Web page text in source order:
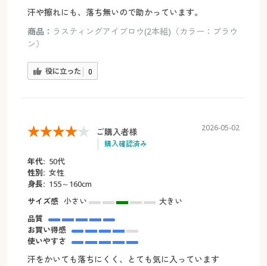
汗や擦れにも、落ち無いので助かっています。
商品： ラスティングアイブロウ(2本組)（カラー：ブラウ
ン）
役に立った 0
ご購入者様
購入確認済み
2026-05-02
年代: 50代
性別: 女性
身長: 155～160cm
サイズ感 小さい
大きい
品質
お買い得感
使いやすさ
汗をかいても落ちにくく、とても気に入っています